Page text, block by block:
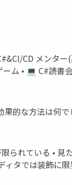
CD メンタ
ム • 💻 C#読書
的な方法は何
られている • 見
ィタでは装飾に限